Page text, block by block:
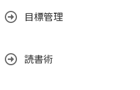
目標管理
読書術